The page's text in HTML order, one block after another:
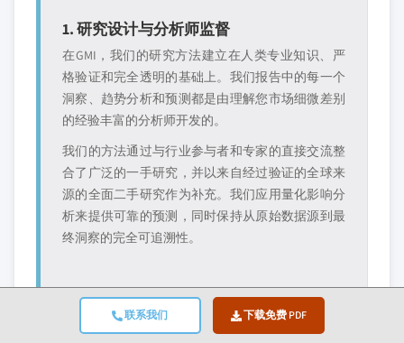
联系我们 下载免费 PDF
1. 研究设计与分析师监督
在GMI，我们的研究方法建立在人类专业知识、严
格验证和完全透明的基础上。我们报告中的每一个
洞察、趋势分析和预测都是由理解您市场细微差别
的经验丰富的分析师开发的。
我们的方法通过与行业参与者和专家的直接交流整
合了广泛的一手研究，并以来自经过验证的全球来
源的全面二手研究作为补充。我们应用量化影响分
析来提供可靠的预测，同时保持从原始数据源到最
终洞察的完全可追溯性。